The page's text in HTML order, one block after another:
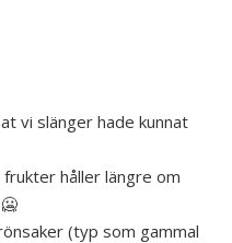
vi slänger hade kunnat
håller längre om
(typ som gammal